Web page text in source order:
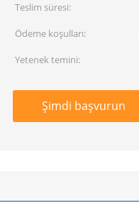
Teslim süresi:
Ödeme koşulları:
Yetenek temini:
Şimdi başvurun